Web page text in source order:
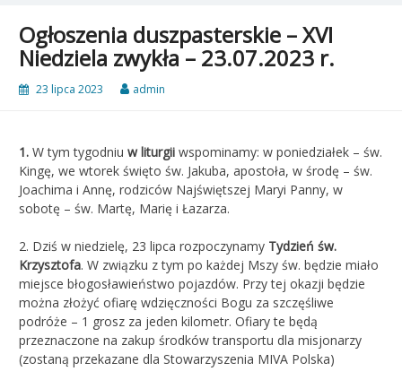
Ogłoszenia duszpasterskie – XVI
Niedziela zwykła – 23.07.2023 r.
23 lipca 2023 admin
1. W tym tygodniu w liturgii wspominamy: w poniedziałek – św.
Kingę, we wtorek święto św. Jakuba, apostoła, w środę – św.
Joachima i Annę, rodziców Najświętszej Maryi Panny, w
sobotę – św. Martę, Marię i Łazarza.
2. Dziś w niedzielę, 23 lipca rozpoczynamy Tydzień św.
Krzysztofa. W związku z tym po każdej Mszy św. będzie miało
miejsce błogosławieństwo pojazdów. Przy tej okazji będzie
można złożyć ofiarę wdzięczności Bogu za szczęśliwe
podróże – 1 grosz za jeden kilometr. Ofiary te będą
przeznaczone na zakup środków transportu dla misjonarzy
(zostaną przekazane dla Stowarzyszenia MIVA Polska)